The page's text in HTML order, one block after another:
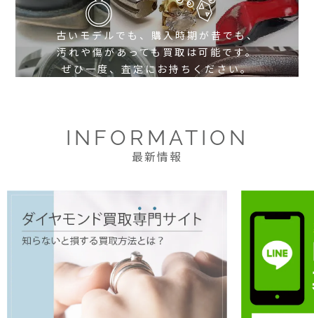
古いモデルでも、購入時期が昔でも、
汚れや傷があっても買取は可能です。
ぜひ一度、査定にお持ちください。
INFORMATION
最新情報